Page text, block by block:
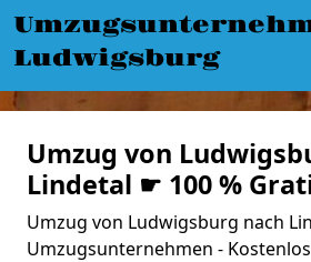
Ludwigsburg
Umzug von
Lindetal ☛ 100 %
Umzug von Ludwigsburg nach
Umzugsunternehmen -